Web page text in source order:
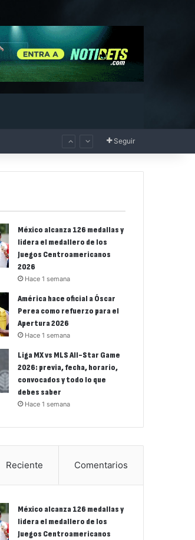
Seguir
México alcanza 126 medallas y
lidera el medallero de los
Juegos Centroamericanos
2026
Hace 1 semana
América hace oficial a Óscar
Perea como refuerzo para el
Apertura 2026
Hace 1 semana
Liga MX vs MLS All-Star Game
2026: previa, fecha, horario,
convocados y todo lo que
debes saber
Hace 1 semana
Reciente Comentarios
México alcanza 126 medallas y
lidera el medallero de los
Juegos Centroamericanos